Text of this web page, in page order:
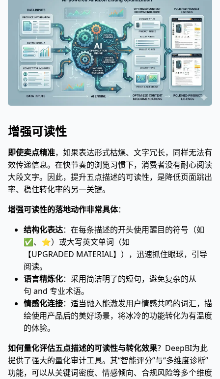
增强可读性
即使卖点精准，如果表达形式枯燥、文字冗长，同样无法有
效传递信息。在快节奏的浏览习惯下，消费者没有耐心阅读
大段文字。因此，提升五点描述的可读性，是降低页面跳出
率、稳住转化率的另一关键。
增强可读性的落地动作非常具体：
结构化表达：在每条描述的开头使用醒目的符号（如
✅、⭐）或大写英文单词（如
【UPGRADED MATERIAL】），迅速抓住眼球，引导
阅读。
语言精炼化：采用简洁明了的短句，避免复杂的从
句 and 专业术语。
情感化连接：适当融入能激发用户情感共鸣的词汇，描
绘使用产品后的美好场景，将冰冷的功能转化为有温度
的体验。
如何量化评估五点描述的可读性与转化效果？DeepBI为此
提供了强大的量化审计工具。其“智能评分”与“多维度诊断”
功能，可以从关键词密度、情感倾向、合规风险等多个维度